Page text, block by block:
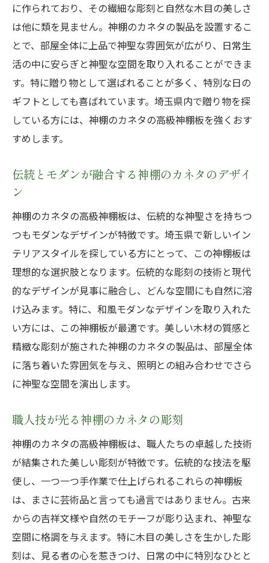
特別な日の贈り物に選ばれる理由
祝日や記念日にふさわしい高級感
埼玉県の伝統工芸を感じるプレゼント
神棚のカネタが贈る感動のギフト
思い出に残る特別な日のために
職人の技が光る神棚のカネタの高級神棚板で神
棚を美しく演出
伝統技法と現代デザインの融合
細部にまでこだわった美しい彫刻
神棚のカネタの製作過程を知る
神棚を美しく飾るための工夫
埼玉県で探す高級感あふれる神棚のカネタの神
棚板の魅力
埼玉県ならではの高級神棚板を探す
神棚のカネタの高級感の秘密
選び抜かれた素材が生む高級感
職人のこだわりが生み出す美しさ
高級神棚板がもたらす格別な価値
自然な木目が際立つ神棚のカネタの高級神棚板
で神聖な空間を
自然素材の美しさを感じる神棚板
木目の美しさが際立つ理由
神棚のカネタの自然素材へのこだわり
手触りの良さを追求した神棚板
に作られており、その繊細な彫刻と自然な木目の美しさ
は他に類を見ません。神棚のカネタの製品を設置するこ
とで、部屋全体に上品で神聖な雰囲気が広がり、日常生
活の中に安らぎと神聖な空間を取り入れることができま
す。特に贈り物として選ばれることが多く、特別な日の
ギフトとしても喜ばれています。埼玉県内で贈り物を探
している方には、神棚のカネタの高級神棚板を強くおす
すめします。
伝統とモダンが融合する神棚のカネタのデザイ
ン
神棚のカネタの高級神棚板は、伝統的な神聖さを持ちつ
つもモダンなデザインが特徴です。埼玉県で新しいイン
テリアスタイルを探している方にとって、この神棚板は
理想的な選択肢となります。伝統的な彫刻の技術と現代
的なデザインが見事に融合し、どんな空間にも自然に溶
け込みます。特に、和風モダンなデザインを取り入れた
い方には、この神棚板が最適です。美しい木材の質感と
精緻な彫刻が施された神棚のカネタの製品は、部屋全体
に落ち着いた雰囲気を与え、照明との組み合わせでさら
に神聖な空間を演出します。
職人技が光る神棚のカネタの彫刻
神棚のカネタの高級神棚板は、職人たちの卓越した技術
が結集された美しい彫刻が特徴です。伝統的な技法を駆
使し、一つ一つ手作業で仕上げられるこれらの神棚板
は、まさに芸術品と言っても過言ではありません。古来
からの吉祥文様や自然のモチーフが彫り込まれ、神聖な
空間に格調を与えます。特に木目の美しさを生かした彫
刻は、見る者の心を惹きつけ、日常の中に特別なひとと